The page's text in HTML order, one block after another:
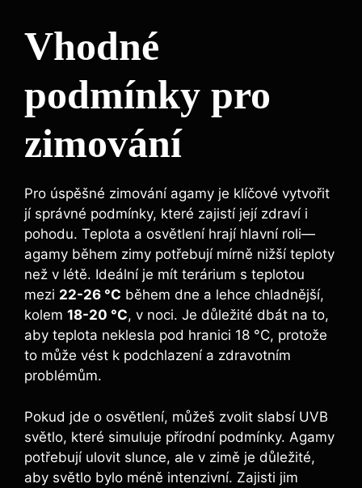
Vhodné
podmínky pro
zimování
Pro úspěšné zimování agamy je klíčové vytvořit
jí správné podmínky, které zajistí její zdraví i
pohodu. Teplota a osvětlení hrají hlavní roli—
agamy během zimy potřebují mírně nižší teploty
než v létě. Ideální je mít terárium s teplotou
mezi 22-26 °C během dne a lehce chladnější,
kolem 18-20 °C, v noci. Je důležité dbát na to,
aby teplota neklesla pod hranici 18 °C, protože
to může vést k podchlazení a zdravotním
problémům.
Pokud jde o osvětlení, můžeš zvolit slabsí UVB
světlo, které simuluje přírodní podmínky. Agamy
potřebují ulovit slunce, ale v zimě je důležité,
aby světlo bylo méně intenzivní. Zajisti jim